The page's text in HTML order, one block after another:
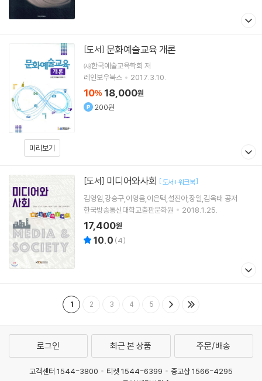
미리보기
[도서] 문화예술교육 개론
㈔한국예술교육학회 저
레인보우북스
2017.3.10.
10% 18,000원
200원
[도서] 미디어와사회 [ 도서+워크북]
김영임,강승구,이영음,이은택,설진아,장일,김옥태 공저
한국방송통신대학교출판문화원
2018.1.25.
17,400원
10.0 (4)
1 2 3 4 5
로그인 최근 본 상품 주문/배송
고객센터 1544-3800 티켓 1544-6399
중고샵 1566-4295